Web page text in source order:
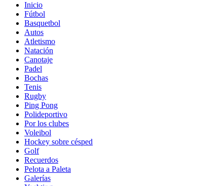
Inicio
Fútbol
Basquetbol
Autos
Atletismo
Natación
Canotaje
Padel
Bochas
Tenis
Rugby
Ping Pong
Polideportivo
Por los clubes
Voleibol
Hockey sobre césped
Golf
Recuerdos
Pelota a Paleta
Galerías